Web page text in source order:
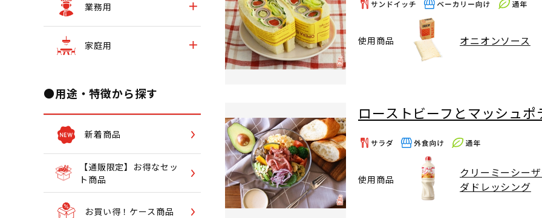
業務用
家庭用
●用途・特徴から探す
新着商品
【通販限定】お得なセッ
ト商品
お買い得！ケース商品
使用商品 オニオンソース
ローストビーフとマッシュ
使用商品
クリーミーシー
ダドレッシング